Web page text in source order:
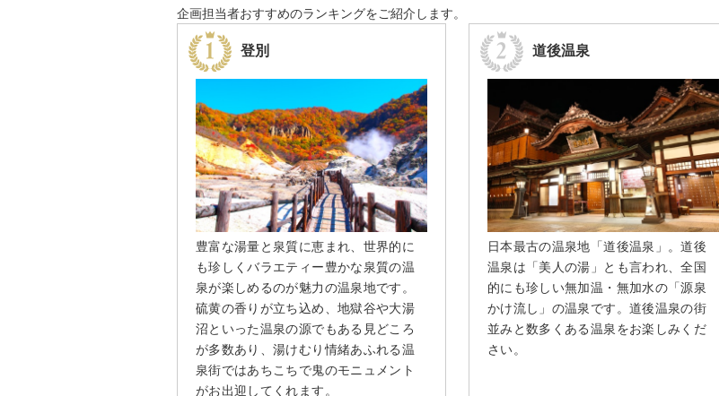
企画担当者おすすめのランキングをご紹介します。
登別
豊富な湯量と泉質に恵まれ、世界的に
も珍しくバラエティー豊かな泉質の温
泉が楽しめるのが魅力の温泉地です。
硫黄の香りが立ち込め、地獄谷や大湯
沼といった温泉の源でもある見どころ
が多数あり、湯けむり情緒あふれる温
泉街ではあちこちで鬼のモニュメント
がお出迎してくれます。
道後温泉
日本最古の温泉地「道後温泉」。道後
温泉は「美人の湯」とも言われ、全国
的にも珍しい無加温・無加水の「源泉
かけ流し」の温泉です。道後温泉の街
並みと数多くある温泉をお楽しみくだ
さい。